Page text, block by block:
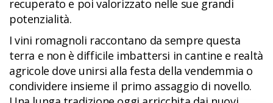
recuperato e poi valorizzato nelle sue grandi
potenzialità.
I vini romagnoli raccontano da sempre questa
terra e non è difficile imbattersi in cantine e realtà
agricole dove unirsi alla festa della vendemmia o
condividere insieme il primo assaggio di novello.